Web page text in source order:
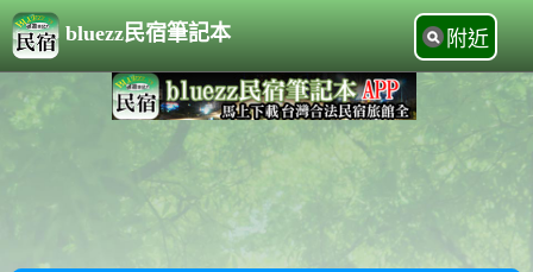
bluezz民宿筆記本 附近